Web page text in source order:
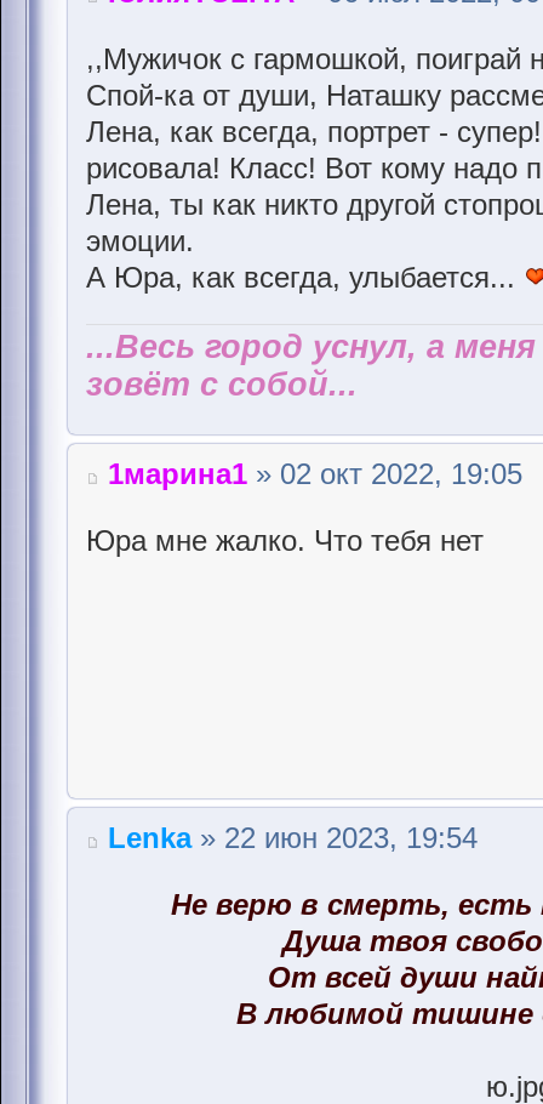
,,Мужичок с гармошкой, поиграй
Спой-ка от души, Наташку
Лена, как всегда, портрет -
рисовала! Класс! Вот кому надо
Лена, ты как никто другой
эмоции.
А Юра, как всегда, улыбается...
...Весь город уснул, а
зовёт с собой...
1марина1 » 02 окт 2022, 19:05
Юра мне жалко. Что тебя нет
Lenka» 22 июн 2023, 19:54
Не верю в смерть, есть
Душа твоя
От всей души
В любимой тишине